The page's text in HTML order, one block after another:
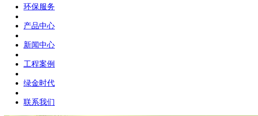
环保服务
产品中心
新闻中心
工程案例
绿金时代
联系我们